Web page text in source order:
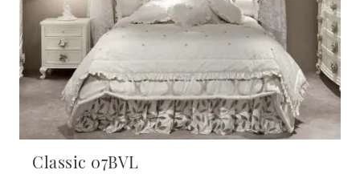
Classic 07BVL